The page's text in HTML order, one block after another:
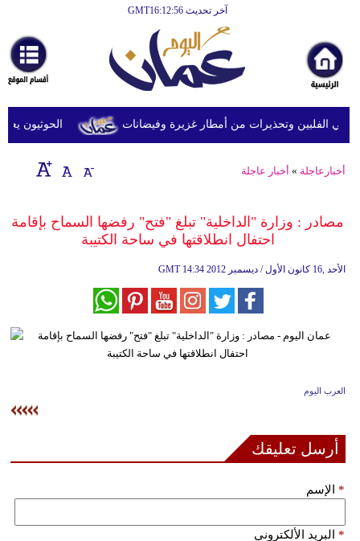
آخر تحديث GMT16:12:56
أخبارعاجلة
رياضة
ثقافة
إقتصاد
وموسيقى
ديكور
الحوثيون الفلبين وتحذيرات من أمطار غزيرة وفيضانات
أخبارعاجلة » أخبار عاجلة
مصادر : وزارة "الداخلية" تبلغ "فتح" رفضها السماح بإقامة
احتفال انطلاقتها في ساحة الكتيبة
GMT 14:34 2012 الأحد ,16 كانون الأول / ديسمبر
العرب اليوم
أرسل تعليقك
الإسم *
البريد الألكتروني *